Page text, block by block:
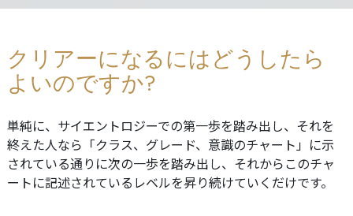
クリアーになるにはどうしたら
よいのですか?
単純に、サイエントロジーでの第一歩を踏み出し、それを
終えた人なら「クラス、グレード、意識のチャート」に示
されている通りに次の一歩を踏み出し、それからこのチャ
ートに記述されているレベルを昇り続けていくだけです。